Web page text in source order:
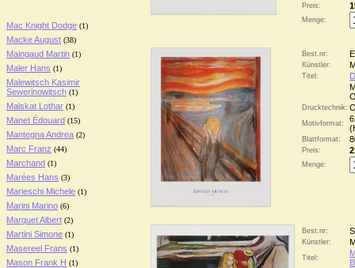
Mac Knight Dodge (1)
Macke August (38)
Maingaud Martin (1)
Maler Hans (1)
Malewitsch Kasimir
Sewerinowitsch (1)
Malskat Lothar (1)
Manet Édouard (15)
Mantegna Andrea (2)
Marc Franz (44)
Marchand (1)
Marées Hans (3)
Marieschi Michele (1)
Marini Marino (6)
Marquet Albert (2)
Martini Simone (1)
Masereel Frans (1)
Mason Frank H (1)
Preis:
Menge:
Best.nr:
Künstler:
Titel:
Drucktechnik:
Motivformat:
Blattformat:
Preis:
Menge:
Best.nr:
Künstler:
Titel: